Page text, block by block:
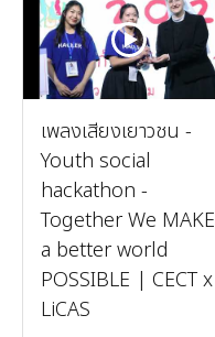
เพลงเสียงเยาวชน -
Youth social
hackathon -
Together We MAKE
a better world
POSSIBLE | CECT x
LiCAS